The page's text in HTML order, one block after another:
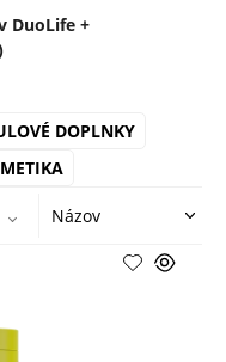
DuoLife +
DOPLNKY